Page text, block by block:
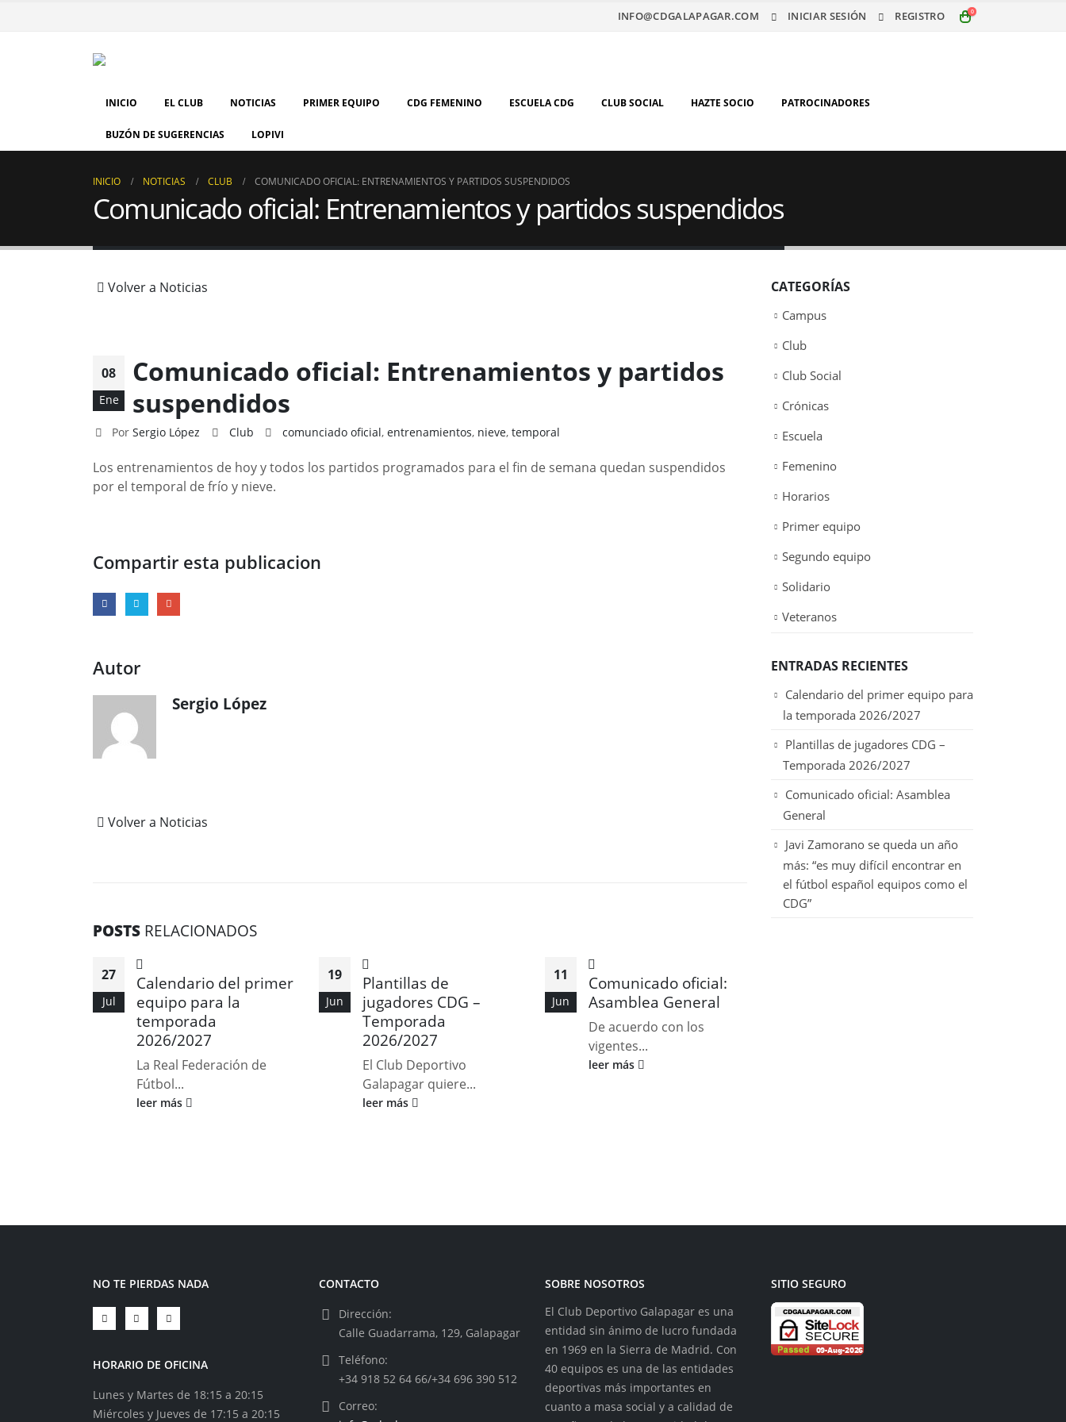
INFO@CDGALAPAGAR.COM INICIAR SESIÓN REGISTRO 0
INICIO EL CLUB NOTICIAS PRIMER EQUIPO CDG FEMENINO ESCUELA CDG CLUB SOCIAL HAZTE SOCIO PATROCINADORES
BUZÓN DE SUGERENCIAS LOPIVI
INICIO NOTICIAS CLUB COMUNICADO OFICIAL: ENTRENAMIENTOS Y PARTIDOS SUSPENDIDOS
Comunicado oficial: Entrenamientos y partidos suspendidos
Volver a Noticias
08
Ene
Comunicado oficial: Entrenamientos y partidos
suspendidos
Por Sergio López Club comunciado oficial,entrenamientos, nieve,temporal
Los entrenamientos de hoy y todos los partidos programados para el fin de semana quedan suspendidos
por el temporal de frío y nieve.
Compartir esta publicacion
Autor
Sergio López
Volver a Noticias
POSTS RELACIONADOS
27
Jul
Calendario del primer
equipo para la
temporada
2026/2027
La Real Federación de
Fútbol...
leer más
19
Jun
Plantillas de
jugadores CDG –
Temporada
2026/2027
El Club Deportivo
Galapagar quiere...
leer más
11
Jun
Comunicado oficial:
Asamblea General
De acuerdo con los
vigentes...
leer más
CATEGORÍAS
Campus
Club
Club Social
Crónicas
Escuela
Femenino
Horarios
Primer equipo
Segundo equipo
Solidario
Veteranos
ENTRADAS RECIENTES
Calendario del primer equipo para
la temporada 2026/2027
Plantillas de jugadores CDG –
Temporada 2026/2027
Comunicado oficial: Asamblea
General
Javi Zamorano se queda un año
más: “es muy difícil encontrar en
el fútbol español equipos como el
CDG”
NO TE PIERDAS NADA
HORARIO DE OFICINA
Lunes y Martes de 18:15 a 20:15
Miércoles y Jueves de 17:15 a 20:15
CONTACTO
Dirección:
Calle Guadarrama, 129, Galapagar
Teléfono:
+34 918 52 64 66/+34 696 390 512
Correo:
SOBRE NOSOTROS
El Club Deportivo Galapagar es una
entidad sin ánimo de lucro fundada
en 1969 en la Sierra de Madrid. Con
40 equipos es una de las entidades
deportivas más importantes en
cuanto a masa social y a calidad de
SITIO SEGURO